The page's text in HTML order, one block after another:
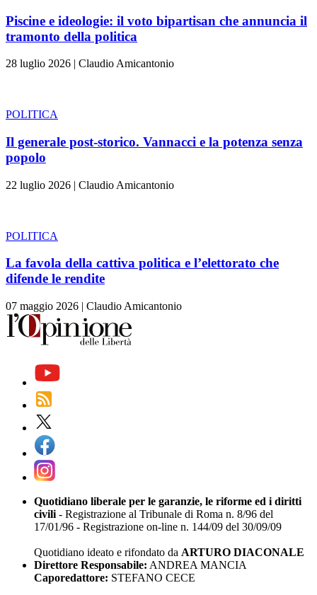
Piscine e ideologie: il voto bipartisan che annuncia il
tramonto della politica
28 luglio 2026 | Claudio Amicantonio
POLITICA
Il generale post-storico. Vannacci e la potenza senza
popolo
22 luglio 2026 | Claudio Amicantonio
POLITICA
La favola della cattiva politica e l’elettorato che
difende le rendite
07 maggio 2026 | Claudio Amicantonio
Quotidiano liberale per le garanzie, le riforme ed i diritti
civili - Registrazione al Tribunale di Roma n. 8/96 del
17/01/96 - Registrazione on-line n. 144/09 del 30/09/09
Quotidiano ideato e rifondato da ARTURO DIACONALE
Direttore Responsabile: ANDREA MANCIA
Caporedattore: STEFANO CECE